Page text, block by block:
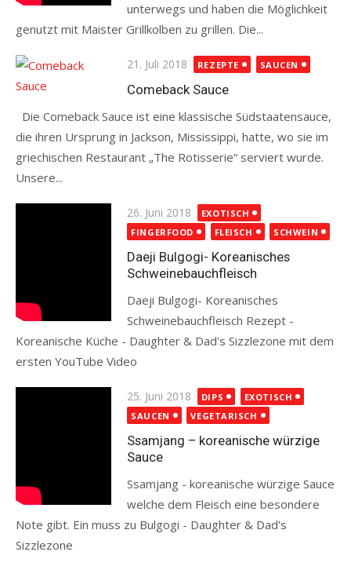
unterwegs und haben die Möglichkeit
genutzt mit Maister Grillkolben zu grillen. Die...
Posted
on
21. Juli 2018 REZEPTE SAUCEN
Comeback Sauce
Die Comeback Sauce ist eine klassische Südstaatensauce,
die ihren Ursprung in Jackson, Mississippi, hatte, wo sie im
griechischen Restaurant „The Rotisserie“ serviert wurde.
Unsere...
Posted
on
26. Juni 2018
EXOTISCH
FINGERFOOD
FLEISCH SCHWEIN
Daeji Bulgogi- Koreanisches
Schweinebauchfleisch
Daeji Bulgogi- Koreanisches
Schweinebauchfleisch Rezept -
Koreanische Küche - Daughter & Dad's Sizzlezone mit dem
ersten YouTube Video
Posted
on
25. Juni 2018 DIPS
EXOTISCH
SAUCEN
VEGETARISCH
Ssamjang – koreanische würzige
Sauce
Ssamjang - koreanische würzige Sauce
welche dem Fleisch eine besondere
Note gibt. Ein muss zu Bulgogi - Daughter & Dad's
Sizzlezone